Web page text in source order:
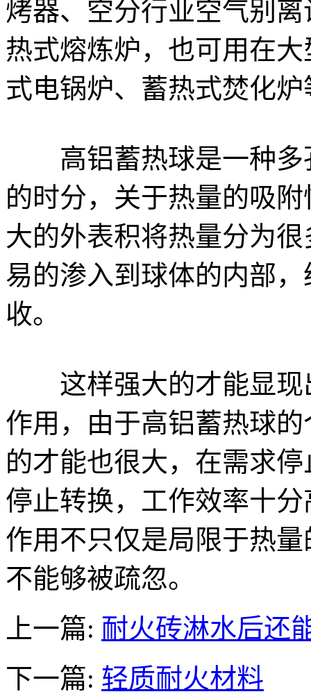
烤器、空分行业空气别
热式熔炼炉，也可用在
式电锅炉、蓄热式焚化
高铝蓄热球是一种多
的时分，关于热量的吸
大的外表积将热量分为
易的渗入到球体的内部
收。
这样强大的才能显现
作用，由于高铝蓄热球
的才能也很大，在需求
停止转换，工作效率十
作用不只仅是局限于热
不能够被疏忽。
上一篇: 耐火砖淋水后还
下一篇: 轻质耐火材料